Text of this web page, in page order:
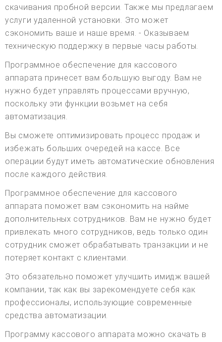
скачивания пробной версии. Также мы предлагаем
услуги удаленной установки. Это может
сэкономить ваше и наше время. - Оказываем
техническую поддержку в первые часы работы.
Программное обеспечение для кассового
аппарата принесет вам большую выгоду. Вам не
нужно будет управлять процессами вручную,
поскольку эти функции возьмет на себя
автоматизация.
Вы сможете оптимизировать процесс продаж и
избежать больших очередей на кассе. Все
операции будут иметь автоматические обновления
после каждого действия.
Программное обеспечение для кассового
аппарата поможет вам сэкономить на найме
дополнительных сотрудников. Вам не нужно будет
привлекать много сотрудников, ведь только один
сотрудник сможет обрабатывать транзакции и не
потеряет контакт с клиентами.
Это обязательно поможет улучшить имидж вашей
компании, так как вы зарекомендуете себя как
профессионалы, использующие современные
средства автоматизации.
Программу кассового аппарата можно скачать в